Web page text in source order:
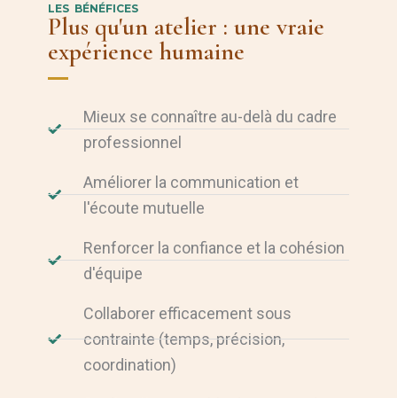
LES BÉNÉFICES
Plus qu'un atelier : une vraie
expérience humaine
Mieux se connaître au-delà du cadre
professionnel
Améliorer la communication et
l'écoute mutuelle
Renforcer la confiance et la cohésion
d'équipe
Collaborer efficacement sous
contrainte (temps, précision,
coordination)